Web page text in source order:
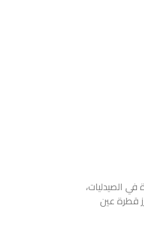
الصيدليات،
قطرة عين